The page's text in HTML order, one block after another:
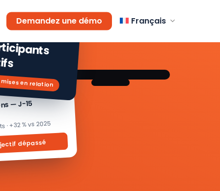
Demandez une démo Français
— J-15
· +32 % vs 2025
dépassé
de
mises en relation